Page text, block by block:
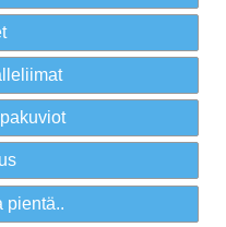
pientä..